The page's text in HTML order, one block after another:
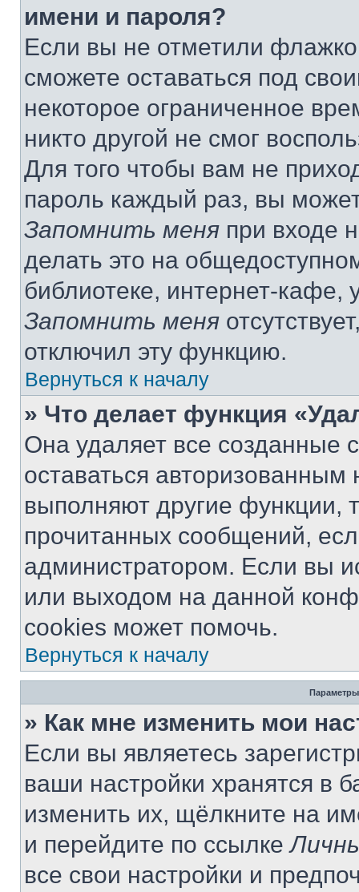
имени и пароля?
Если вы не отметили
сможете оставаться под
некоторое ограниченное
никто другой не смог
Для того чтобы вам не
пароль каждый раз, вы
Запомнить меня при входе
делать это на
библиотеке, интернет-кафе,
Запомнить меня
отключил эту функцию.
Вернуться к началу
» Что делает функция
Она удаляет все созданные
оставаться
выполняют другие функции,
прочитанных сообщений,
администратором. Если вы
или выходом на данной
cookies может помочь.
Вернуться к началу
Параметры
» Как мне изменить мои
Если вы являетесь
ваши настройки хранятся в
изменить их, щёлкните на
и перейдите по ссылке
все свои настройки и